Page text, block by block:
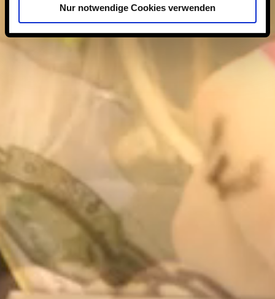
Nur notwendige Cookies verwenden